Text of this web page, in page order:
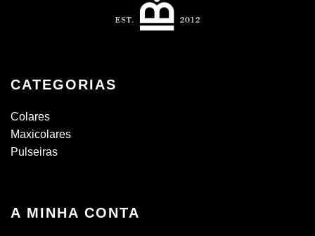
CATEGORIAS
Colares
Maxicolares
Pulseiras
A MINHA CONTA